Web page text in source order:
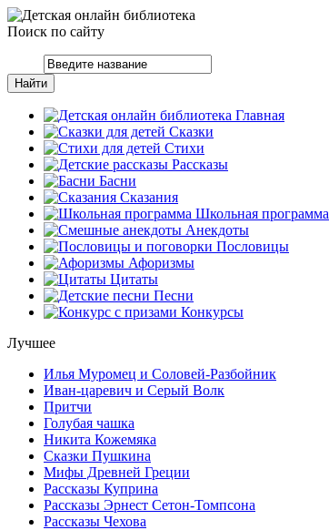
Поиск по сайту
Главная
Сказки
Стихи
Рассказы
Басни
Сказания
Школьная программа
Анекдоты
Пословицы
Афоризмы
Цитаты
Песни
Конкурсы
Лучшее
Илья Муромец и Соловей-Разбойник
Иван-царевич и Серый Волк
Притчи
Голубая чашка
Никита Кожемяка
Сказки Пушкина
Мифы Древней Греции
Рассказы Куприна
Рассказы Эрнест Сетон-Томпсона
Рассказы Чехова